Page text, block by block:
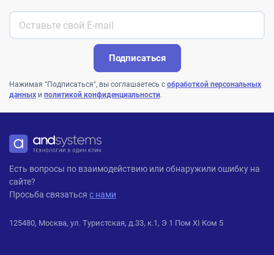
Подписаться
Нажимая "Подписаться", вы соглашаетесь с обработкой персональных
данных и политикой конфиденциальности.
ANDPRO
Есть вопросы по взаимодействию или обнаружили ошибку на
сайте?
Просьба связаться с нами
125480, Москва, ул. Туристская, д.33, к.1, Э 1 Пом XI Ком 5